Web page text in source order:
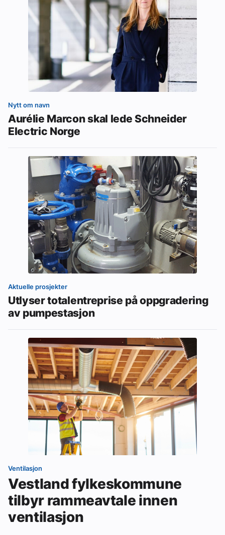
Nytt om navn
Aurélie Marcon skal lede Schneider
Electric Norge
Aktuelle prosjekter
Utlyser totalentreprise på oppgradering
av pumpestasjon
Ventilasjon
Vestland fylkeskommune
tilbyr rammeavtale innen
ventilasjon